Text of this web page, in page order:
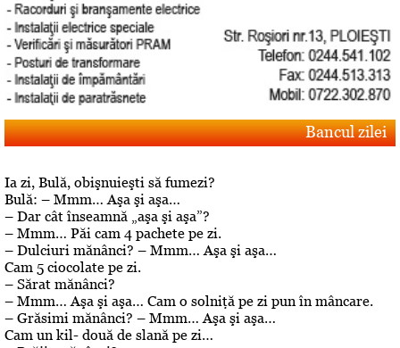
Bancul zilei
Ia zi, Bulă, obişnuieşti să fumezi?
Bulă: – Mmm… Aşa şi aşa…
– Dar cât înseamnă „aşa şi aşa”?
– Mmm… Păi cam 4 pachete pe zi.
– Dulciuri mănânci? – Mmm… Aşa şi aşa…
Cam 5 ciocolate pe zi.
– Sărat mănânci?
– Mmm… Aşa şi aşa… Cam o solniţă pe zi pun în mâncare.
– Grăsimi mănânci? – Mmm… Aşa şi aşa…
Cam un kil- două de slană pe zi…